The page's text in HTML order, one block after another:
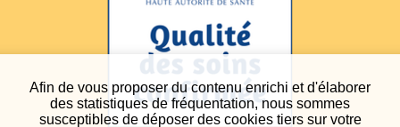
Afin de vous proposer du contenu enrichi et d'élaborer
des statistiques de fréquentation, nous sommes
susceptibles de déposer des cookies tiers sur votre